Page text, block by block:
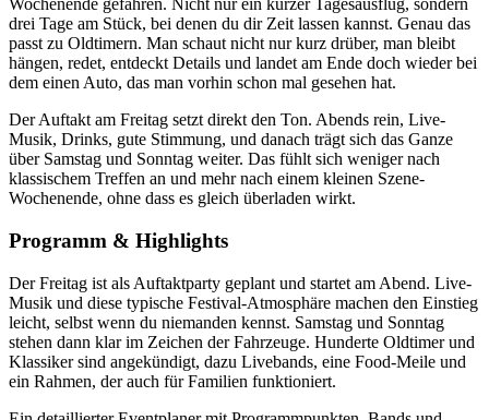
Wochenende gefahren. Nicht nur ein kurzer Tagesausflug, sondern
drei Tage am Stück, bei denen du dir Zeit lassen kannst. Genau das
passt zu Oldtimern. Man schaut nicht nur kurz drüber, man bleibt
hängen, redet, entdeckt Details und landet am Ende doch wieder bei
dem einen Auto, das man vorhin schon mal gesehen hat.
Der Auftakt am Freitag setzt direkt den Ton. Abends rein, Live-
Musik, Drinks, gute Stimmung, und danach trägt sich das Ganze
über Samstag und Sonntag weiter. Das fühlt sich weniger nach
klassischem Treffen an und mehr nach einem kleinen Szene-
Wochenende, ohne dass es gleich überladen wirkt.
Programm & Highlights
Der Freitag ist als Auftaktparty geplant und startet am Abend. Live-
Musik und diese typische Festival-Atmosphäre machen den Einstieg
leicht, selbst wenn du niemanden kennst. Samstag und Sonntag
stehen dann klar im Zeichen der Fahrzeuge. Hunderte Oldtimer und
Klassiker sind angekündigt, dazu Livebands, eine Food-Meile und
ein Rahmen, der auch für Familien funktioniert.